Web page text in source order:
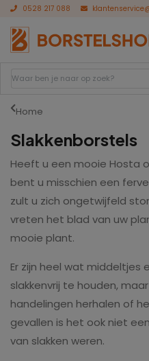
0528 217 088
Home
Slakkenborstels
Heeft u een mooie Hosta
bent u misschien een
zult u zich ongetwijfeld
vreten het blad van uw
mooie plant.
Er zijn heel wat
slakkenvrij te houden,
handelingen herhalen of
gevallen is het ook niet
van slakken weren.